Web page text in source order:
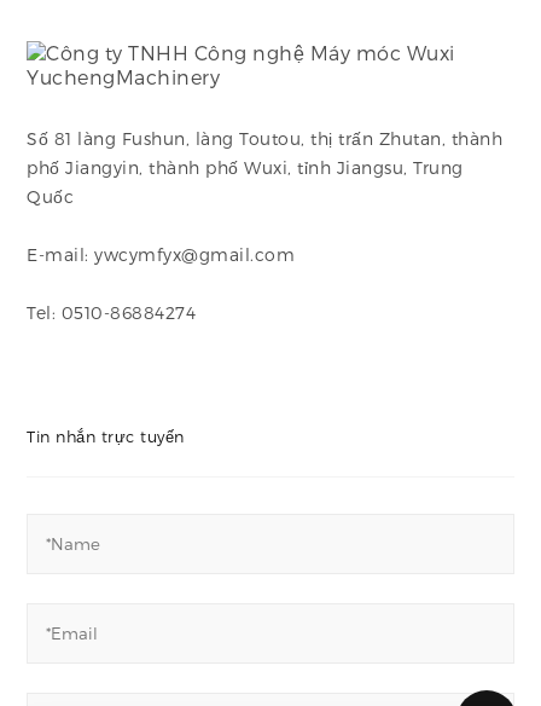
Số 81 làng Fushun, làng Toutou, thị trấn Zhutan, thành
phố Jiangyin, thành phố Wuxi, tỉnh Jiangsu, Trung
Quốc
E-mail: ywcymfyx@gmail.com
Tel: 0510-86884274
Tin nhắn trực tuyến